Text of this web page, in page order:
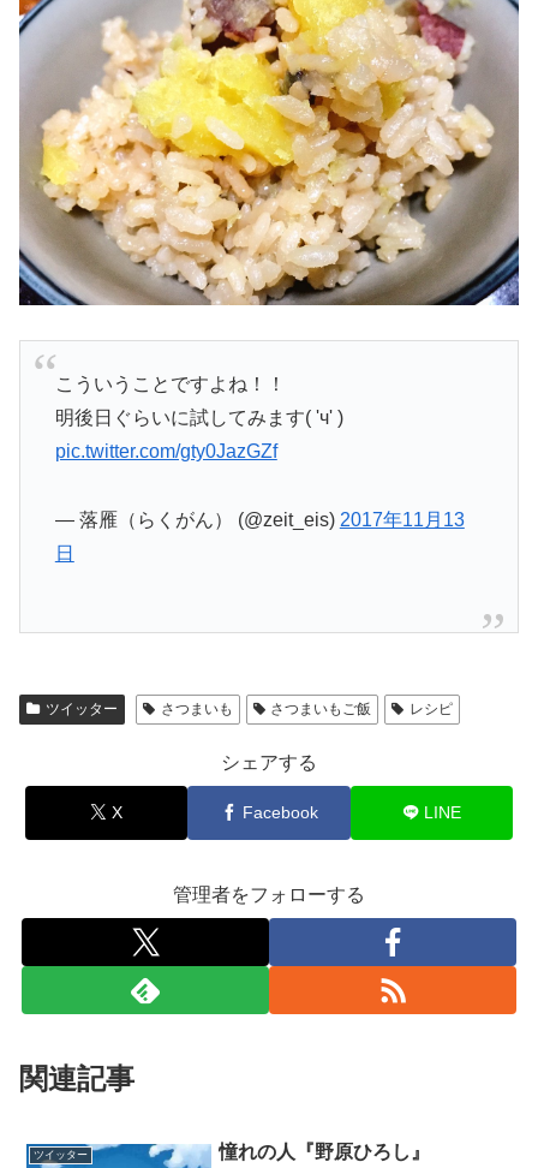
こういうことですよね！！
明後日ぐらいに試してみます( 'ч' )
pic.twitter.com/gty0JazGZf
— 落雁（らくがん） (@zeit_eis) 2017年11月13
日
ツイッター さつまいも さつまいもご飯 レシピ
シェアする
X Facebook LINE
管理者をフォローする
関連記事
ツイッター 憧れの人『野原ひろし』